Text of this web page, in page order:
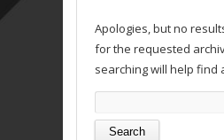
Apologies, but no
for the requested
searching will help find
for: